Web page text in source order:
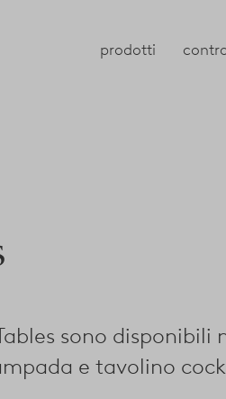
prodotti
sono disponibili
e tavolino